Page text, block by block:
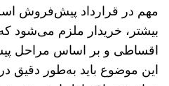
مهم در قرارداد پیش‌فروش
بیشتر، خریدار ملزم می‌شود
اقساطی و بر اساس مراحل
این موضوع باید به‌طور دقیق